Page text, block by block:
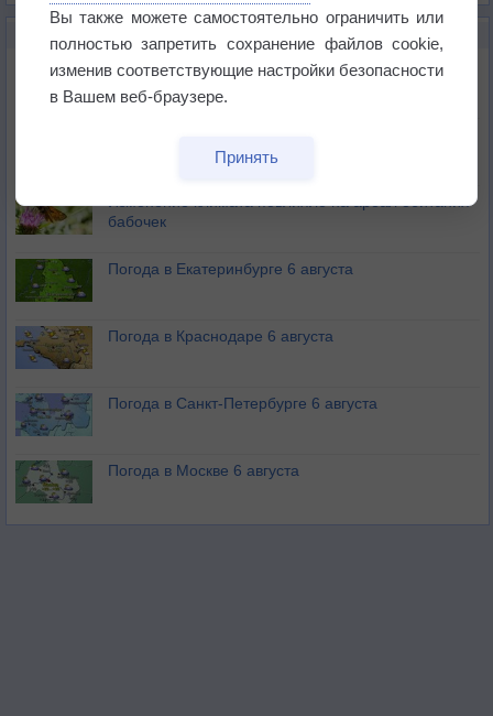
Атмосфера начала замерзать
Изменение климата повлияло на ареал обитания
бабочек
Погода в Екатеринбурге 6 августа
Погода в Краснодаре 6 августа
Погода в Санкт-Петербурге 6 августа
Погода в Москве 6 августа
Вы также можете самостоятельно ограничить или
полностью запретить сохранение файлов cookie,
изменив соответствующие настройки безопасности
в Вашем веб-браузере.
Принять